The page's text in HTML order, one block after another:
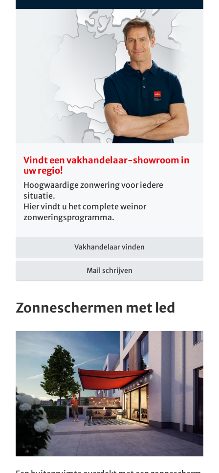
Vindt een vakhandelaar-showroom in
uw regio!
Hoogwaardige zonwering voor iedere
situatie.
Hier vindt u het complete weinor
zonweringsprogramma.
Vakhandelaar vinden
Mail schrijven
Zonneschermen met led